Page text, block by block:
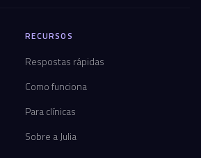
RECURSOS
Respostas rápidas
Como funciona
Para clínicas
Sobre a Julia